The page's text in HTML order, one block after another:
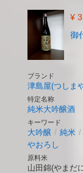
¥
御
ブランド
津島屋(つしま
特定名称
純米大吟醸酒
キーワード
大吟醸 / 純米 /
やおろし
原料米
山田錦(やまだ